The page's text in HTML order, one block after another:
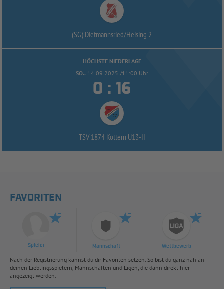
(SG) Dietmannsried/Heising 2
HÖCHSTE NIEDERLAGE
SO.. 14.09.2025 /11:00 Uhr
 : 
TSV 1874 Kottern U13-II
FAVORITEN
Spieler Mannschaft Wettbewerb
Nach der Registrierung kannst du dir Favoriten setzen. So bist du ganz nah an
deinen Lieblingsspielern, Mannschaften und Ligen, die dann direkt hier
angezeigt werden.